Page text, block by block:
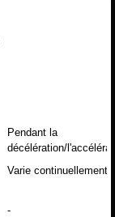
Pendant la
décélération/
Varie continuellement
-